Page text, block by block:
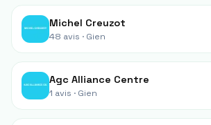
Michel Creuzot
48 avis · Gien
Agc Alliance Centre
1 avis · Gien